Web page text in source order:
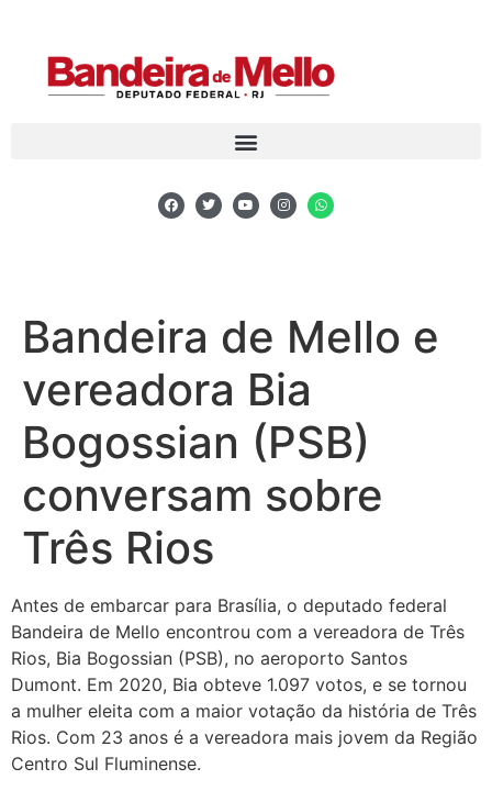
Bandeira de Mello e
vereadora Bia
Bogossian (PSB)
conversam sobre
Três Rios
Antes de embarcar para Brasília, o deputado federal
Bandeira de Mello encontrou com a vereadora de Três
Rios, Bia Bogossian (PSB), no aeroporto Santos
Dumont. Em 2020, Bia obteve 1.097 votos, e se tornou
a mulher eleita com a maior votação da história de Três
Rios. Com 23 anos é a vereadora mais jovem da Região
Centro Sul Fluminense.